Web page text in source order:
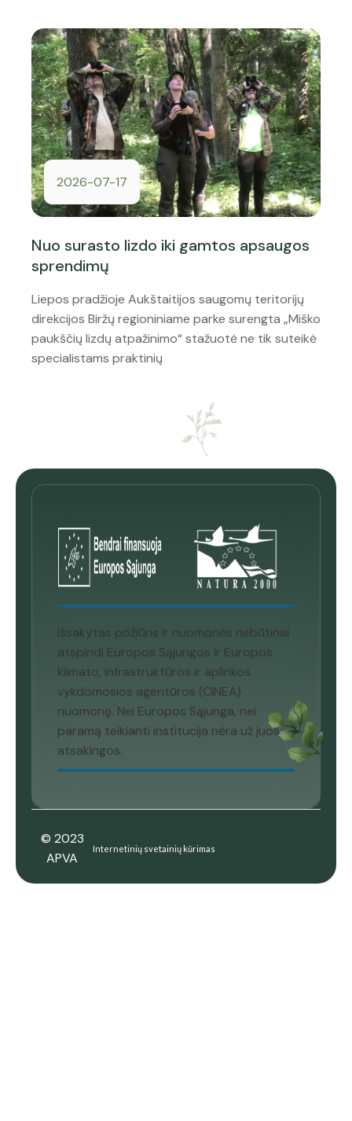
2026-07-17
Nuo surasto lizdo iki gamtos apsaugos
sprendimų
Liepos pradžioje Aukštaitijos saugomų teritorijų
direkcijos Biržų regioniniame parke surengta „Miško
paukščių lizdų atpažinimo“ stažuotė ne tik suteikė
specialistams praktinių
Išsakytas požiūris ir nuomonės nebūtinai
atspindi Europos Sąjungos ir Europos
klimato, infrastruktūros ir aplinkos
vykdomosios agentūros (CINEA)
nuomonę. Nei Europos Sąjunga, nei
paramą teikianti institucija nėra už juos
atsakingos.
© 2023
APVA
Internetinių svetainių kūrimas